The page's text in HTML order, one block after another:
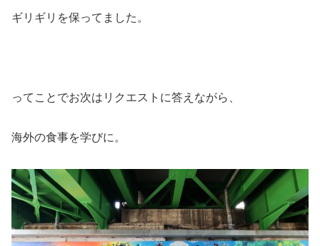
ギリギリを保ってました。
ってことでお次はリクエストに答えながら、
海外の食事を学びに。